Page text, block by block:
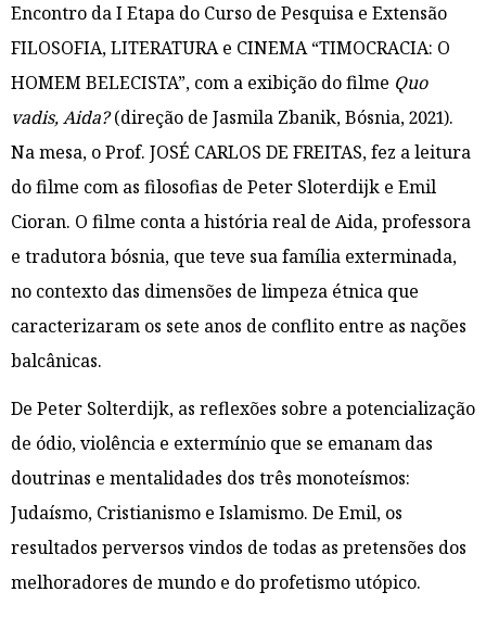
Encontro da I Etapa do Curso de Pesquisa e Extensão
FILOSOFIA, LITERATURA e CINEMA “TIMOCRACIA: O
HOMEM BELECISTA”, com a exibição do filme Quo
vadis, Aida?(direção de Jasmila Zbanik, Bósnia, 2021).
Na mesa, o Prof. JOSÉ CARLOS DE FREITAS, fez a leitura
do filme com as filosofias de Peter Sloterdijk e Emil
Cioran. O filme conta a história real de Aida, professora
e tradutora bósnia, que teve sua família exterminada,
no contexto das dimensões de limpeza étnica que
caracterizaram os sete anos de conflito entre as nações
balcânicas.
De Peter Solterdijk, as reflexões sobre a potencialização
de ódio, violência e extermínio que se emanam das
doutrinas e mentalidades dos três monoteísmos:
Judaísmo, Cristianismo e Islamismo. De Emil, os
resultados perversos vindos de todas as pretensões dos
melhoradores de mundo e do profetismo utópico.